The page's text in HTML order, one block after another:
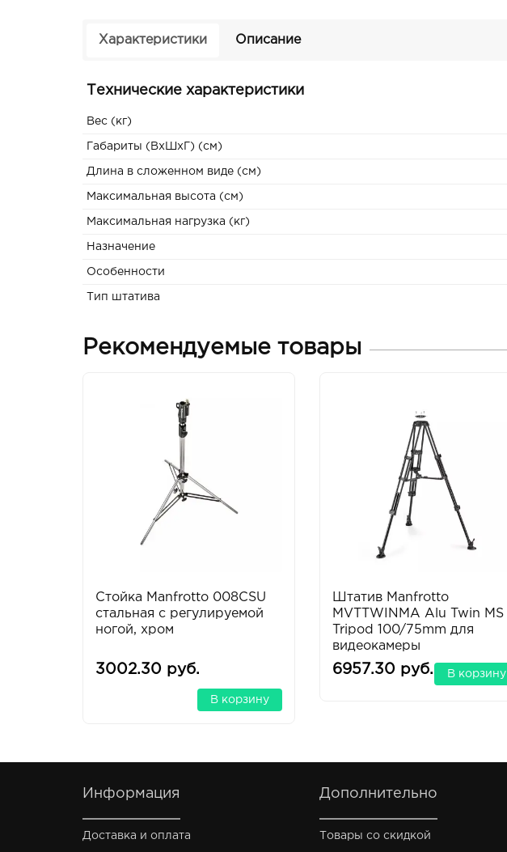
Характеристики Описание
Технические характеристики
Вес (кг)
Габариты (ВxШxГ) (см)
Длина в сложенном виде (см)
Максимальная высота (см)
Максимальная нагрузка (кг)
Назначение
Особенности
Тип штатива
Рекомендуемые товары
Стойка Manfrotto 008CSU
стальная с регулируемой
ногой, хром
3002.30 руб.
В корзину
Штатив Manfrotto
MVTTWINMA Alu Twin MS
Tripod 100/75mm для
видеокамеры
6957.30 руб. В корзину
Информация
Доставка и оплата
Дополнительно
Товары со скидкой